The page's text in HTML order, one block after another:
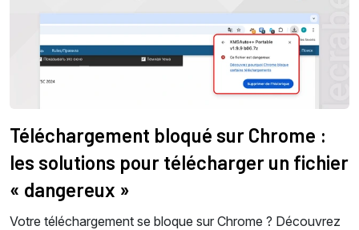
Téléchargement bloqué sur Chrome :
les solutions pour télécharger un fichier
« dangereux »
Votre téléchargement se bloque sur Chrome ? Découvrez